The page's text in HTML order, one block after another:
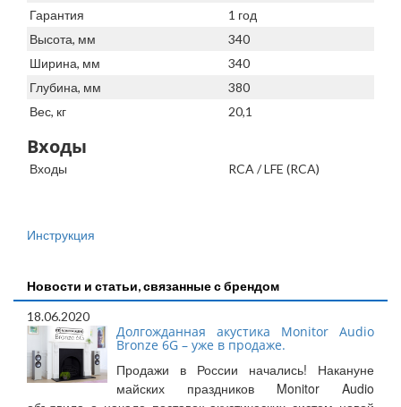
Гарантия
1 год
Высота, мм
340
Ширина, мм
340
Глубина, мм
380
Вес, кг
20,1
Входы
Входы RCA / LFE (RCA)
Инструкция
Новости и статьи, связанные с брендом
18.06.2020
Долгожданная акустика Monitor Audio
Bronze 6G – уже в продаже.
Продажи в России начались! Накануне
майских праздников Monitor Audio